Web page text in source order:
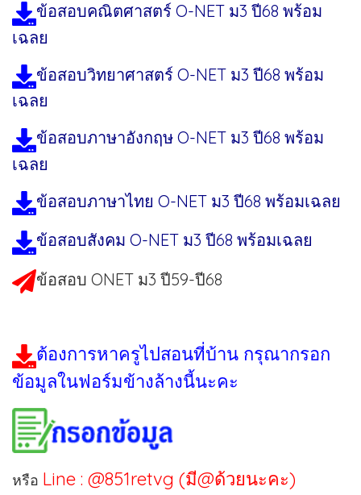
ข้อสอบคณิตศาสตร์ O-NET ม3 ปี68 พร้อม
เฉลย
ข้อสอบวิทยาศาสตร์ O-NET ม3 ปี68 พร้อม
เฉลย
ข้อสอบภาษาอังกฤษ O-NET ม3 ปี68 พร้อม
เฉลย
ข้อสอบภาษาไทย O-NET ม3 ปี68 พร้อมเฉลย
ข้อสอบสังคม O-NET ม3 ปี68 พร้อมเฉลย
ข้อสอบ ONET ม3 ปี59-ปี68
ต้องการหาครูไปสอนที่บ้าน กรุณากรอก
ข้อมูลในฟอร์มข้างล้างนี้นะคะ
หรือ Line : @851retvg (มี@ด้วยนะคะ)